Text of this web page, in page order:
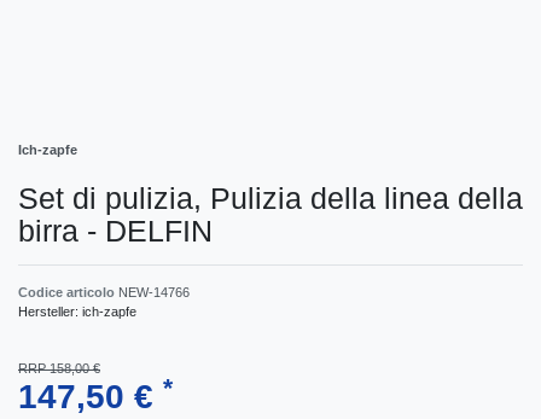
Ich-zapfe
Set di pulizia, Pulizia della linea della
birra - DELFIN
Codice articolo NEW-14766
Hersteller: ich-zapfe
RRP 158,00 €
147,50 € *